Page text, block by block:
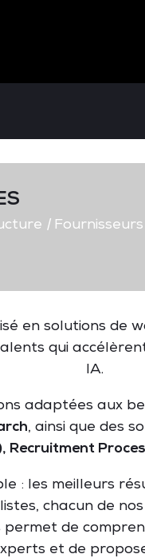
|Fournisseurs
en solutions de
qui
IA.
adaptées aux
, ainsi que des
Recruitment
: les meilleurs
chacun de
de
et de